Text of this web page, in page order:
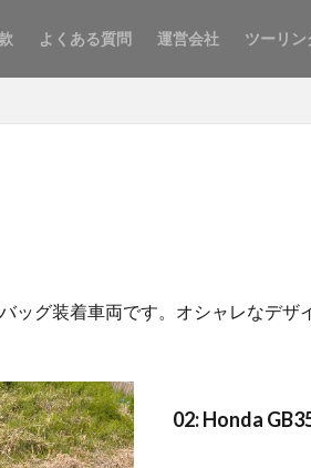
よくある質問 運営会社 ツーリン
ッグ装着車両です。オシャレなデ
02: Honda